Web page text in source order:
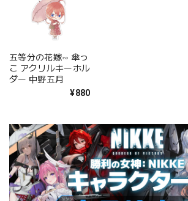
五等分の花嫁∽ 傘っ
こ アクリルキーホル
ダー 中野五月
¥880